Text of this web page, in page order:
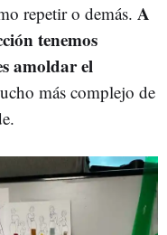
repetir o demás. A
tenemos
amoldar el
más complejo de